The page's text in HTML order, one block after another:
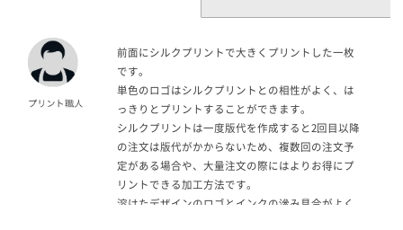
前面にシルクプリントで大きくプリントした一枚
です。
単色のロゴはシルクプリントとの相性がよく、は
っきりとプリントすることができます。
シルクプリントは一度版代を作成すると2回目以降
の注文は版代がかからないため、複数回の注文予
定がある場合や、大量注文の際にはよりお得にプ
リントできる加工方法です。
溶けたデザインのロゴとインクの滲み具合がよく